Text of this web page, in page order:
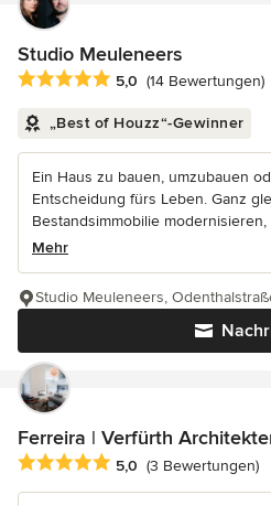
Studio Meuleneers
Durchschnittliche Bewertung: 5
5,0 (14 Bewertungen)
„Best of Houzz“-Gewinner
Ein Haus zu bauen, umzubauen
Entscheidung fürs Leben. Ganz
Bestandsimmobilie modernisieren,
Mehr
Studio Meuleneers,
Ferreira | Verfürth
Durchschnittliche Bewertung: 5
5,0 (3 Bewertungen)